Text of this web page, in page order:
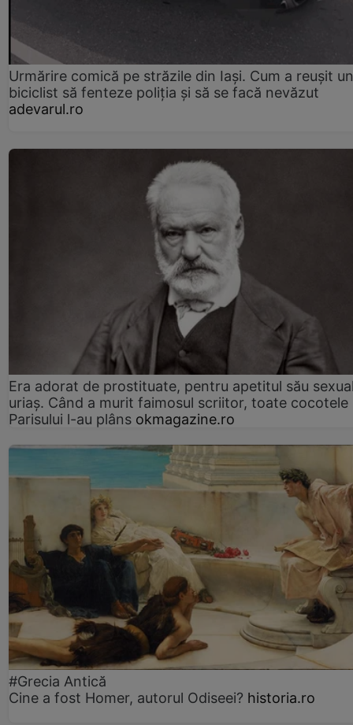
Urmărire comică pe străzile din Iași. Cum a reușit un
biciclist să fenteze poliția și să se facă nevăzut
adevarul.ro
Era adorat de prostituate, pentru apetitul său
uriaș. Când a murit faimosul scriitor, toate cocotele
Parisului l-au plâns okmagazine.ro
#Grecia Antică
Cine a fost Homer, autorul Odiseei? historia.ro